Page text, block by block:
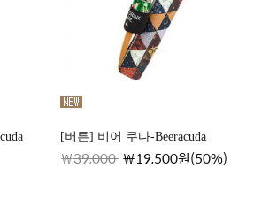
[버튼] 비어 쿠다-Beeracuda
39,000 19,500원(50%)